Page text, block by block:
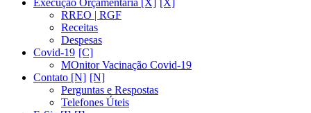
Execução Orçamentária [X]
RREO | RGF
Receitas
Despesas
Covid-19
MOnitor Vacinação Covid-19
Contato [N]
Perguntas e Respostas
Telefones Úteis